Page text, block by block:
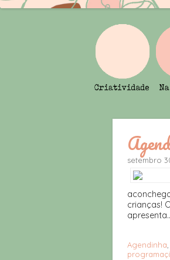
setembro
crianças!
Agendinha,